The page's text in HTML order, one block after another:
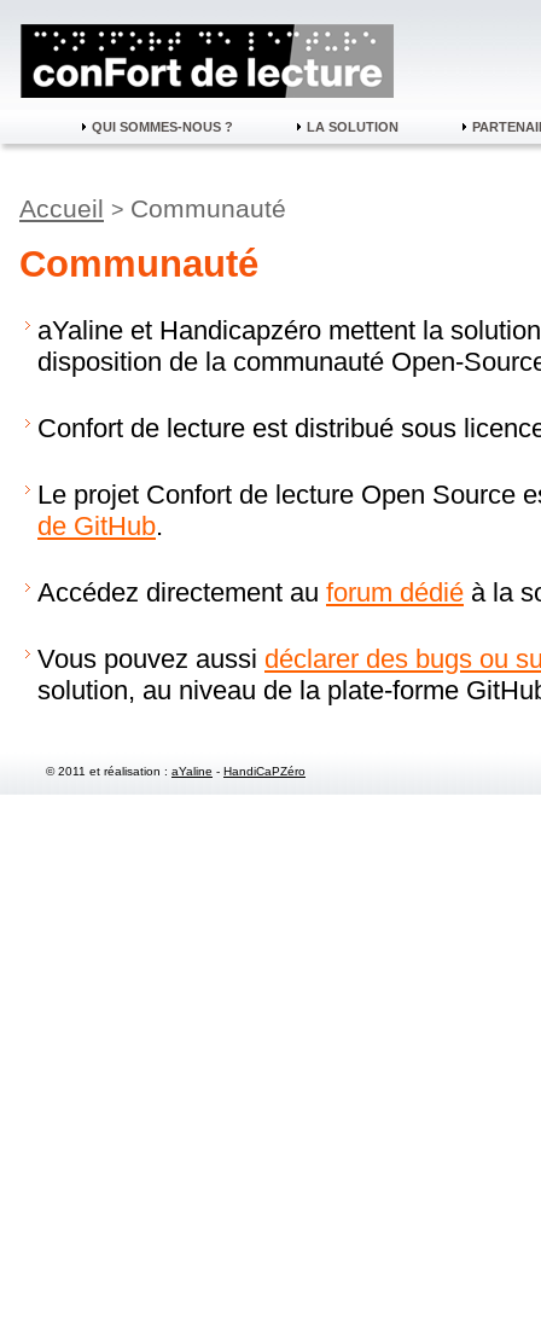
QUI SOMMES-NOUS ? LA SOLUTION
Accueil > Communauté
Communauté
aYaline et Handicapzéro mettent la
disposition de la communauté Open-
Confort de lecture est distribué sous
Le projet Confort de lecture Open Source
de GitHub.
Accédez directement au forum dédié à la
Vous pouvez aussi déclarer des bugs ou
solution, au niveau de la plate-forme
© 2011 et réalisation : aYaline - HandiCaPZéro